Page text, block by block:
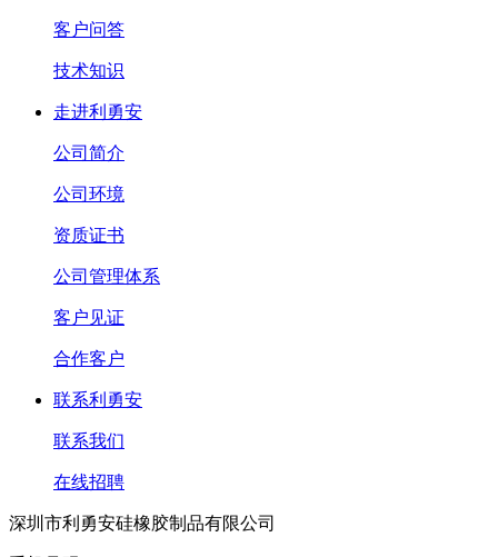
客户问答
技术知识
走进利勇安
公司简介
公司环境
资质证书
公司管理体系
客户见证
合作客户
联系利勇安
联系我们
在线招聘
深圳市利勇安硅橡胶制品有限公司